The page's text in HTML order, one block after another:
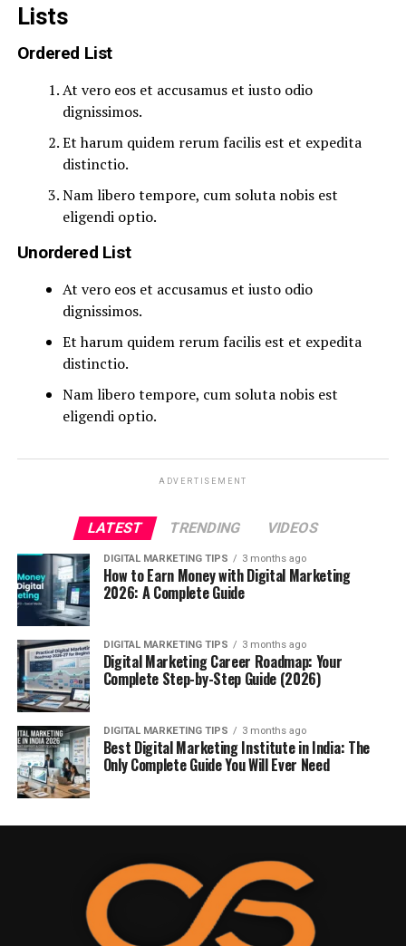
Lists
Ordered List
At vero eos et accusamus et iusto odio
dignissimos.
Et harum quidem rerum facilis est et expedita
distinctio.
Nam libero tempore, cum soluta nobis est
eligendi optio.
Unordered List
At vero eos et accusamus et iusto odio
dignissimos.
Et harum quidem rerum facilis est et expedita
distinctio.
Nam libero tempore, cum soluta nobis est
eligendi optio.
ADVERTISEMENT
LATEST TRENDING VIDEOS
DIGITAL MARKETING TIPS 3 months ago
How to Earn Money with Digital Marketing
2026: A Complete Guide
DIGITAL MARKETING TIPS 3 months ago
Digital Marketing Career Roadmap: Your
Complete Step-by-Step Guide (2026)
DIGITAL MARKETING TIPS 3 months ago
Best Digital Marketing Institute in India: The
Only Complete Guide You Will Ever Need